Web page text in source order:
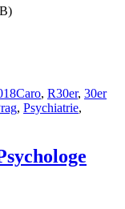
Caro, R30er, 30er
, Psychiatrie,